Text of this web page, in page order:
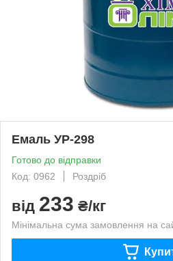
Емаль УР-298
Готово до відправки
Код: 0962
Роздріб
від 233 ₴/кг
Мінімальна сума замовлення на